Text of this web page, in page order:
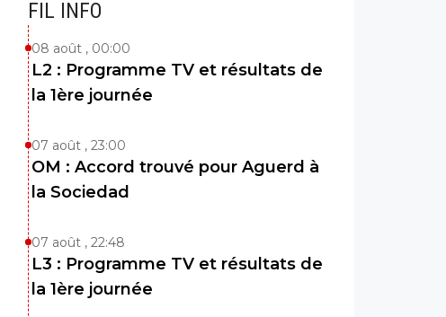
FIL INFO
08 août , 00:00
L2 : Programme TV et résultats de
la 1ère journée
07 août , 23:00
OM : Accord trouvé pour Aguerd à
la Sociedad
07 août , 22:48
L3 : Programme TV et résultats de
la 1ère journée